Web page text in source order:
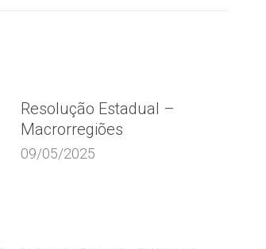
Resolução Estadual –
Macrorregiões
09/05/2025